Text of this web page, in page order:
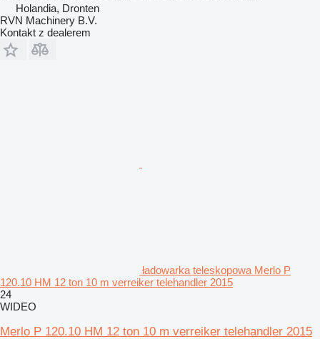
Holandia, Dronten
RVN Machinery B.V.
Kontakt z dealerem
ładowarka teleskopowa Merlo P
120.10 HM 12 ton 10 m verreiker telehandler 2015
24
WIDEO
Merlo P 120.10 HM 12 ton 10 m verreiker telehandler 2015